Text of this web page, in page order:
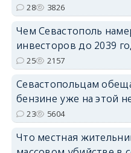
28 3826
Чем Севастополь
инвесторов до 2039
25 2157
Севастопольцам
бензине уже на этой
23 5604
Что местная